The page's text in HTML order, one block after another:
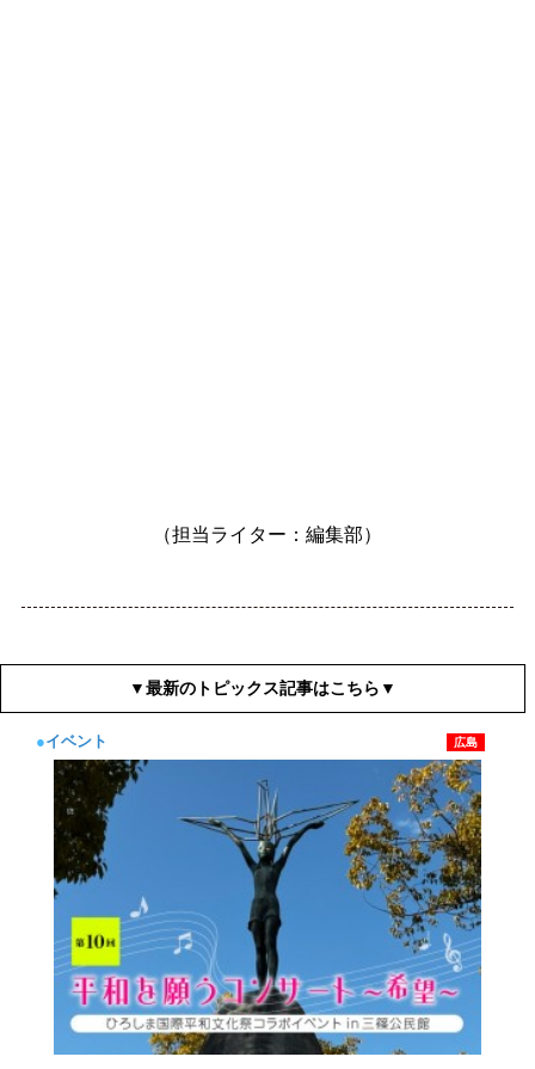
（担当ライター：編集部）
▼最新のトピックス記事はこちら▼
●イベント 広島